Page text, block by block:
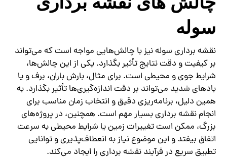
سوله
نقشه برداری سوله نیز با چالش‌هایی مواجه است که می‌تواند
بر کیفیت و دقت نتایج تأثیر بگذارد. یکی از این چالش‌ها،
شرایط جوی و محیطی است. برای مثال، بارش باران، برف و یا
بادهای شدید می‌تواند بر دقت اندازه‌گیری‌ها تأثیر بگذارد. به
همین دلیل، برنامه‌ریزی دقیق و انتخاب زمان مناسب برای
انجام نقشه برداری بسیار مهم است. همچنین، در پروژه‌های
بزرگ، ممکن است تغییرات زمین یا شرایط محیطی به سرعت
اتفاق بیفتد و این موضوع نیاز به انعطاف‌پذیری و توانایی
تطبیق سریع در فرآیند نقشه برداری را ایجاد می‌کند.